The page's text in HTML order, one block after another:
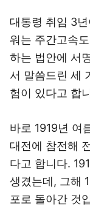
대통령 취임 3
워는 주간고속
하는 법안에 서
서 말씀드린 세
험이 있다고 합
바로 1919년 여
대전에 참전해
다고 합니다.
생겼는데, 그해
포로 돌아간 것